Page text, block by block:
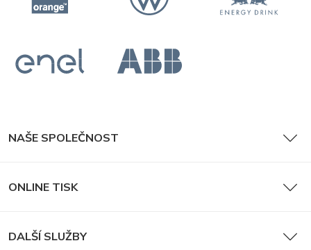
NAŠE SPOLEČNOST
ONLINE TISK
DALŠÍ SLUŽBY